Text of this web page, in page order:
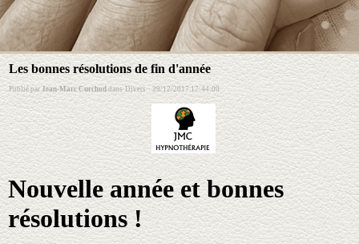
Les bonnes résolutions de fin d'année
Publié parJean-Marc Curchod dansDivers · 29/12/2017 17:44:00
Nouvelle année et bonnes
résolutions !